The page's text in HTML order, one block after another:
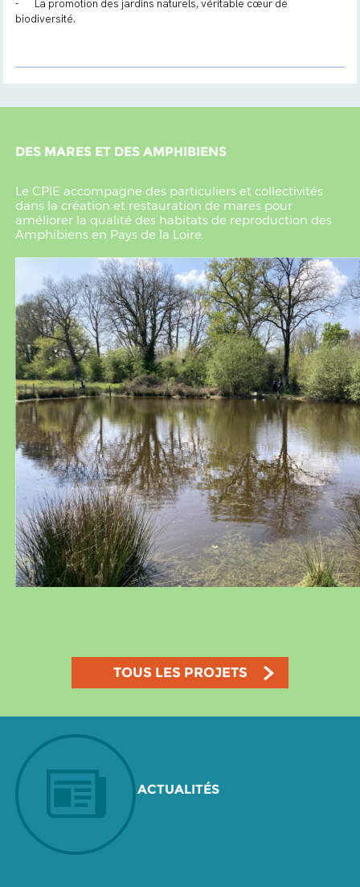
-
La promotion des jardins naturels, véritable cœur de
biodiversité.
DES MARES ET DES AMPHIBIENS
Le CPIE accompagne des particuliers et collectivités
dans la création et restauration de mares pour
améliorer la qualité des habitats de reproduction des
Amphibiens en Pays de la Loire.
TOUS LES PROJETS
ACTUALITÉS